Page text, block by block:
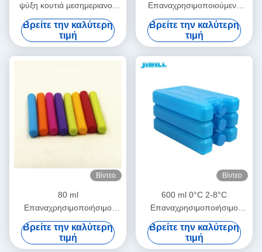
ψύξη κουτιά μεσημεριανού
φαγητού
Βρείτε την καλύτερη
τιμή
Επαναχρησιμοποιούμενο
μονωμένο πακέτο πάγου
ψύξης κρέατος για ιατρική
χρήση σε εξωτερικούς
χώρους, ανεμιστήρας ψύξης
μητρικού γάλακτος
Βρείτε την καλύτερη
τιμή
Βίντεο
80 ml
Επαναχρησιμοποιήσιμο
παγωτό με τζελ Για
αναψυκτικά ψύξης 0°C 2-
8°C Για ιατρική χρήση
Βρείτε την καλύτερη
τιμή
Βίντεο
600 ml 0°C 2-8°C
Επαναχρησιμοποιήσιμο
Απομονωμένο Τρόφιμο
Κρέας Ψυγείο Παγωτό Για
Ιατρική Εξωτερική Χρήση
Βρείτε την καλύτερη
τιμή